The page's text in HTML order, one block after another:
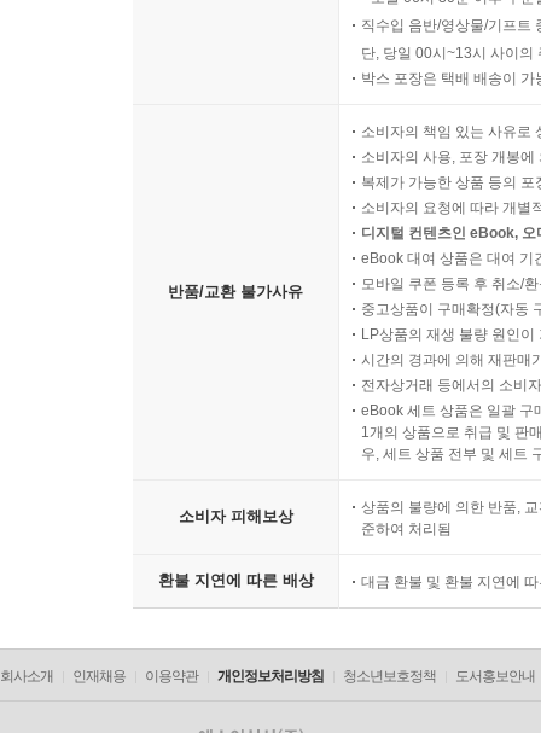
직수입 음반/영상물/기프트
단, 당일 00시~13시 사이의
박스 포장은 택배 배송이
반품/교환 불가사유
소비자의 책임 있는 사유로
소비자의 사용, 포장 개봉
복제가 가능한 상품 등의
소비자의 요청에 따라 개별
디지털 컨텐츠인 eBook,
eBook 대여 상품은 대여 기
모바일 쿠폰 등록 후 취소/
중고상품이 구매확정(자동
LP상품의 재생 불량 원인
시간의 경과에 의해 재판매
전자상거래 등에서의 소비
eBook 세트 상품은 일괄 구
1개의 상품으로 취급 및 판
우, 세트 상품 전부 및 세트
소비자 피해보상
상품의 불량에 의한 반품,
준하여 처리됨
환불 지연에 따른 배상 대금 환불 및 환불 지연에
회사소개 인재채용 이용약관 개인정보처리방침 청소년보호정책 도서홍보안내